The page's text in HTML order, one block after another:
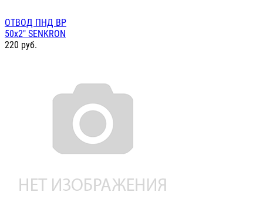
ОТВОД ПНД ВР
50х2" SENKRON
220 руб.